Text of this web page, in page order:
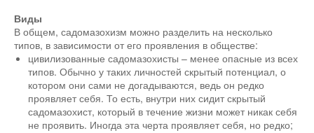
Виды
В общем, садомазохизм можно разделить на несколько
типов, в зависимости от его проявления в обществе:
цивилизованные садомазохисты – менее опасные из всех
типов. Обычно у таких личностей скрытый потенциал, о
котором они сами не догадываются, ведь он редко
проявляет себя. То есть, внутри них сидит скрытый
садомазохист, который в течение жизни может никак себя
не проявить. Иногда эта черта проявляет себя, но редко;